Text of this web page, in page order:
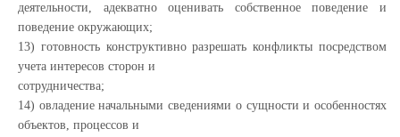
деятельности, адекватно оценивать собственное поведение и
поведение окружающих;
13) готовность конструктивно разрешать конфликты посредством
учета интересов сторон и
сотрудничества;
14) овладение начальными сведениями о сущности и особенностях
объектов, процессов и